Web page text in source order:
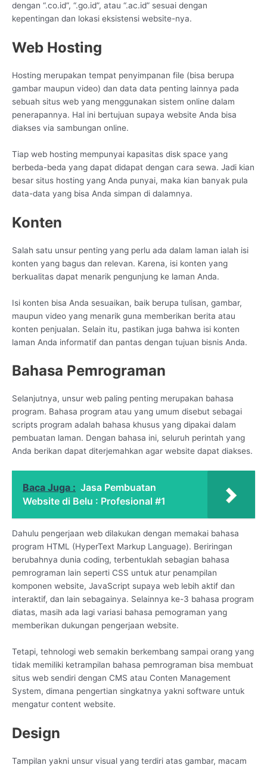
dengan “.co.id”, “.go.id”, atau “.ac.id” sesuai dengan
kepentingan dan lokasi eksistensi website-nya.
Web Hosting
Hosting merupakan tempat penyimpanan file (bisa berupa
gambar maupun video) dan data data penting lainnya pada
sebuah situs web yang menggunakan sistem online dalam
penerapannya. Hal ini bertujuan supaya website Anda bisa
diakses via sambungan online.
Tiap web hosting mempunyai kapasitas disk space yang
berbeda-beda yang dapat didapat dengan cara sewa. Jadi kian
besar situs hosting yang Anda punyai, maka kian banyak pula
data-data yang bisa Anda simpan di dalamnya.
Konten
Salah satu unsur penting yang perlu ada dalam laman ialah isi
konten yang bagus dan relevan. Karena, isi konten yang
berkualitas dapat menarik pengunjung ke laman Anda.
Isi konten bisa Anda sesuaikan, baik berupa tulisan, gambar,
maupun video yang menarik guna memberikan berita atau
konten penjualan. Selain itu, pastikan juga bahwa isi konten
laman Anda informatif dan pantas dengan tujuan bisnis Anda.
Bahasa Pemrograman
Selanjutnya, unsur web paling penting merupakan bahasa
program. Bahasa program atau yang umum disebut sebagai
scripts program adalah bahasa khusus yang dipakai dalam
pembuatan laman. Dengan bahasa ini, seluruh perintah yang
Anda berikan dapat diterjemahkan agar website dapat diakses.
Baca Juga : Jasa Pembuatan
Website di Belu : Profesional #1
Dahulu pengerjaan web dilakukan dengan memakai bahasa
program HTML (HyperText Markup Language). Beriringan
berubahnya dunia coding, terbentuklah sebagian bahasa
pemrograman lain seperti CSS untuk atur penampilan
komponen website, JavaScript supaya web lebih aktif dan
interaktif, dan lain sebagainya. Selainnya ke-3 bahasa program
diatas, masih ada lagi variasi bahasa pemograman yang
memberikan dukungan pengerjaan website.
Tetapi, tehnologi web semakin berkembang sampai orang yang
tidak memiliki ketrampilan bahasa pemrograman bisa membuat
situs web sendiri dengan CMS atau Conten Management
System, dimana pengertian singkatnya yakni software untuk
mengatur content website.
Design
Tampilan yakni unsur visual yang terdiri atas gambar, macam